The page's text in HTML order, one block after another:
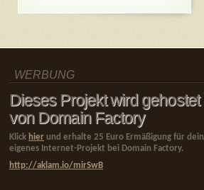
WERBUNG
Dieses Projekt wird gehostet
von Domain Factory
Klick hier und erhalte 25 Euro Ermäßigung für dein
eigenes Internet-Projekt bei Domain Factory.
http://aklam.io/mirSwB